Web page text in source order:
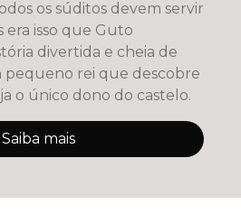
rei que descobre
o único dono do castelo.
Saiba mais